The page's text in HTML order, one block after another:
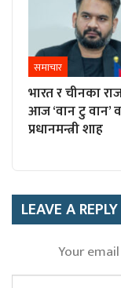
समाचार
भारत र चीनका
आज ‘वान टु वान’
प्रधानमन्त्री शाह
LEAVE A REPLY
Your